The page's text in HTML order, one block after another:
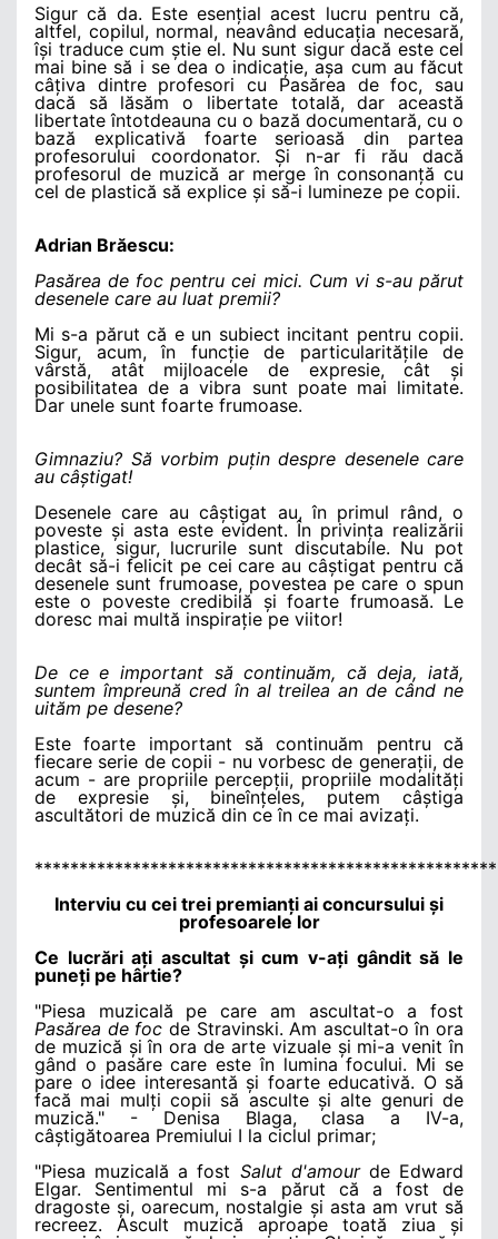
Sigur că da. Este esențial acest lucru pentru că,
altfel, copilul, normal, neavând educația necesară,
își traduce cum știe el. Nu sunt sigur dacă este cel
mai bine să i se dea o indicație, așa cum au făcut
câțiva dintre profesori cu Pasărea de foc, sau
dacă să lăsăm o libertate totală, dar această
libertate întotdeauna cu o bază documentară, cu o
bază explicativă foarte serioasă din partea
profesorului coordonator. Și n-ar fi rău dacă
profesorul de muzică ar merge în consonanță cu
cel de plastică să explice și să-i lumineze pe copii.
Adrian Brăescu:
Pasărea de foc pentru cei mici. Cum vi s-au părut
desenele care au luat premii?
Mi s-a părut că e un subiect incitant pentru copii.
Sigur, acum, în funcție de particularitățile de
vârstă, atât mijloacele de expresie, cât și
posibilitatea de a vibra sunt poate mai limitate.
Dar unele sunt foarte frumoase.
Gimnaziu? Să vorbim puțin despre desenele care
au câștigat!
Desenele care au câștigat au, în primul rând, o
poveste și asta este evident. În privința realizării
plastice, sigur, lucrurile sunt discutabile. Nu pot
decât să-i felicit pe cei care au câștigat pentru că
desenele sunt frumoase, povestea pe care o spun
este o poveste credibilă și foarte frumoasă. Le
doresc mai multă inspirație pe viitor!
De ce e important să continuăm, că deja, iată,
suntem împreună cred în al treilea an de când ne
uităm pe desene?
Este foarte important să continuăm pentru că
fiecare serie de copii - nu vorbesc de generații, de
acum - are propriile percepții, propriile modalități
de expresie și, bineînțeles, putem câștiga
ascultători de muzică din ce în ce mai avizați.
****************************************************
Interviu cu cei trei premianți ai concursului și
profesoarele lor
Ce lucrări ați ascultat și cum v-ați gândit să le
puneți pe hârtie?
"Piesa muzicală pe care am ascultat-o a fost
Pasărea de foc de Stravinski. Am ascultat-o în ora
de muzică și în ora de arte vizuale și mi-a venit în
gând o pasăre care este în lumina focului. Mi se
pare o idee interesantă și foarte educativă. O să
facă mai mulți copii să asculte și alte genuri de
muzică." - Denisa Blaga, clasa a IV-a,
câștigătoarea Premiului I la ciclul primar;
"Piesa muzicală a fost Salut d'amourde Edward
Elgar. Sentimentul mi s-a părut că a fost de
dragoste și, oarecum, nostalgie și asta am vrut să
recreez. Ascult muzică aproape toată ziua și